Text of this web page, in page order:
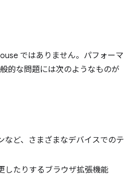
ではありません。パフォーマ
的な問題には次のようなものが
ど、さまざまなデバイスでのテ
したりするブラウザ拡張機能